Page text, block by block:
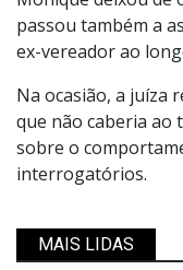
passou também a
ex-vereador ao
Na ocasião, a juíza
que não caberia
sobre o
interrogatórios.
MAIS LIDAS